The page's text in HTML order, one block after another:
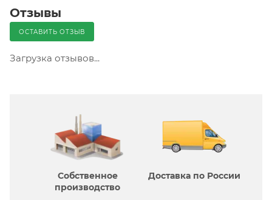
Отзывы
ОСТАВИТЬ ОТЗЫВ
Загрузка отзывов...
Собственное
производcтво
Доставка по России